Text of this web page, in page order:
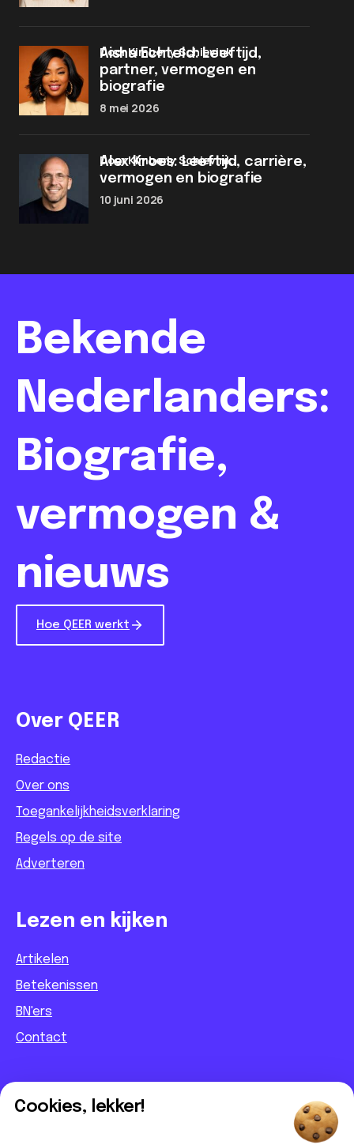
Aisha Echteld: Leeftijd,
partner, vermogen en
biografie
door Kimberly Schievink
8 mei 2026
Alex Kroes: Leeftijd, carrière,
vermogen en biografie
door Kimberly Schievink
10 juni 2026
Bekende
Nederlanders:
Biografie,
vermogen &
nieuws
Hoe QEER werkt
Over QEER
Redactie
Over ons
Toegankelijkheidsverklaring
Regels op de site
Adverteren
Lezen en kijken
Artikelen
Betekenissen
BN'ers
Contact
Informatief
Cookies, lekker!